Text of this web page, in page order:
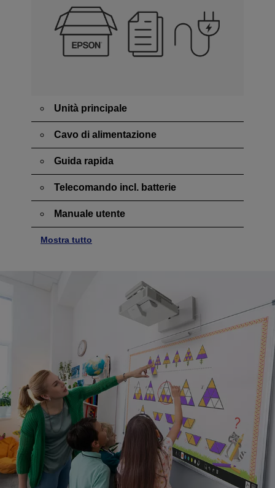
Unità principale
Cavo di alimentazione
Guida rapida
Telecomando incl. batterie
Manuale utente
Mostra tutto